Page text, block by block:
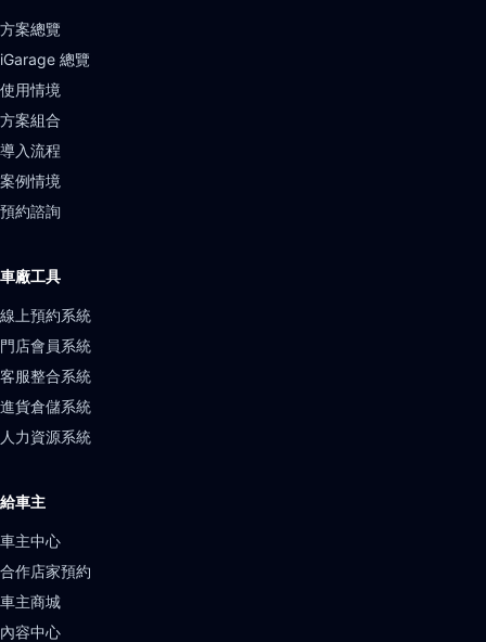
方案總覽
iGarage 總覽
使用情境
方案組合
導入流程
案例情境
預約諮詢
車廠工具
線上預約系統
門店會員系統
客服整合系統
進貨倉儲系統
人力資源系統
給車主
車主中心
合作店家預約
車主商城
內容中心